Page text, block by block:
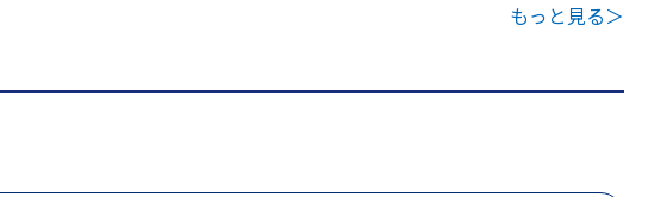
もっと見る＞